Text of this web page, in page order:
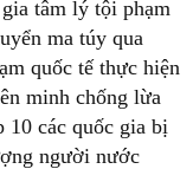
tâm lý tội phạm
ma túy qua
quốc tế thực hiện
minh chống lừa
10 các quốc gia bị
người nước